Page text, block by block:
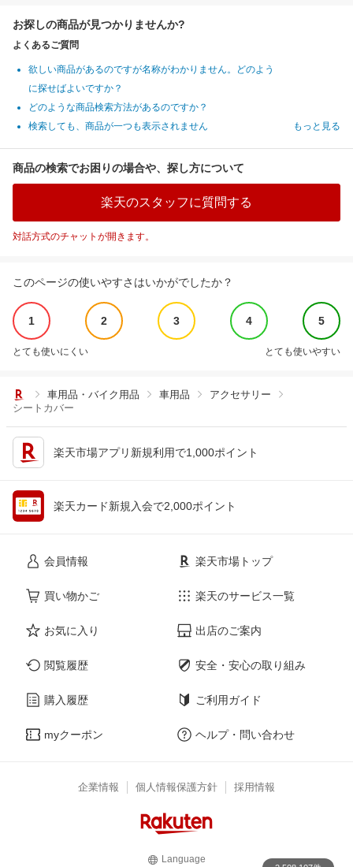
お探しの商品が見つかりませんか?
よくあるご質問
欲しい商品があるのですが名称がわかりません。どのよう
に探せばよいですか？
どのような商品検索方法があるのですか？
検索しても、商品が一つも表示されません
もっと見る
商品の検索でお困りの場合や、探し方について
楽天のスタッフに質問する
対話方式のチャットが開きます。
このページの使いやすさはいかがでしたか？
1 2 3 4 5
とても使いにくい とても使いやすい
車用品・バイク用品 車用品
アクセサリー
シートカバー
楽天市場アプリ新規利用で1,000ポイント
楽天カード新規入会で2,000ポイント
会員情報
買い物かご
お気に入り
閲覧履歴
購入履歴
myクーポン
楽天市場トップ
楽天のサービス一覧
出店のご案内
安全・安心の取り組み
ご利用ガイド
ヘルプ・問い合わせ
企業情報 個人情報保護方針 採用情報
Language